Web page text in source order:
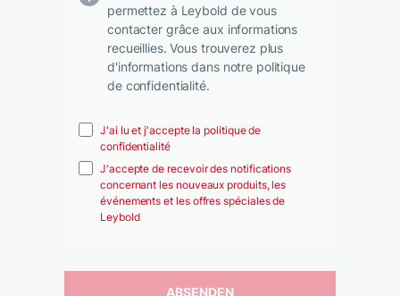
permettez à Leybold de vous
contacter grâce aux informations
recueillies. Vous trouverez plus
d'informations dans notre politique
de confidentialité.
J'ai lu et j'accepte la politique de
confidentialité
J'accepte de recevoir des notifications
concernant les nouveaux produits, les
événements et les offres spéciales de
Leybold